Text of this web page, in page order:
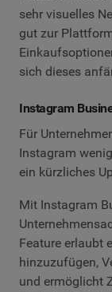
sehr visuelles
gut zur
sich dieses
Instagram
Für
Instagram
ein kürzliches
Mit Instagram
Feature erlaubt
hinzuzufügen,
und ermöglicht